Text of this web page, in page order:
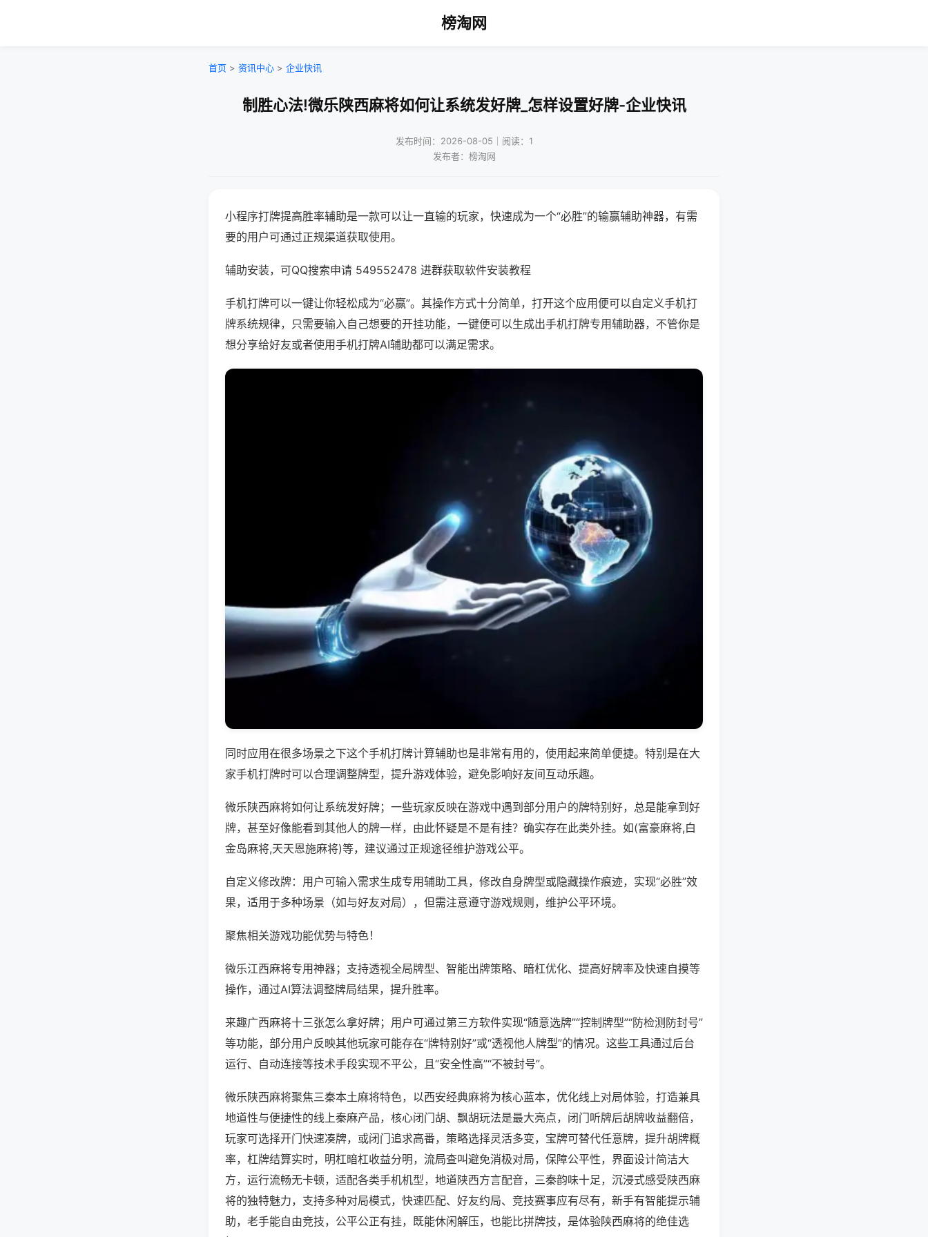
榜淘网
首页 > 资讯中心 > 企业快讯
制胜心法!微乐陕西麻将如何让系统发好牌_怎样设置好牌-企业快讯
发布时间：2026-08-05｜阅读：1
发布者：榜淘网
小程序打牌提高胜率辅助是一款可以让一直输的玩家，快速成为一个“必胜”的输赢辅助神器，有需
要的用户可通过正规渠道获取使用。
辅助安装，可QQ搜索申请 549552478 进群获取软件安装教程
手机打牌可以一键让你轻松成为“必赢”。其操作方式十分简单，打开这个应用便可以自定义手机打
牌系统规律，只需要输入自己想要的开挂功能，一键便可以生成出手机打牌专用辅助器，不管你是
想分享给好友或者使用手机打牌AI辅助都可以满足需求。
同时应用在很多场景之下这个手机打牌计算辅助也是非常有用的，使用起来简单便捷。特别是在大
家手机打牌时可以合理调整牌型，提升游戏体验，避免影响好友间互动乐趣。
微乐陕西麻将如何让系统发好牌；一些玩家反映在游戏中遇到部分用户的牌特别好，总是能拿到好
牌，甚至好像能看到其他人的牌一样，由此怀疑是不是有挂？确实存在此类外挂。如(富豪麻将,白
金岛麻将,天天恩施麻将)等，建议通过正规途径维护游戏公平。
自定义修改牌：用户可输入需求生成专用辅助工具，修改自身牌型或隐藏操作痕迹，实现“必胜”效
果，适用于多种场景（如与好友对局），但需注意遵守游戏规则，维护公平环境。
聚焦相关游戏功能优势与特色！
微乐江西麻将专用神器；支持透视全局牌型、智能出牌策略、暗杠优化、提高好牌率及快速自摸等
操作，通过AI算法调整牌局结果，提升胜率。
来趣广西麻将十三张怎么拿好牌；用户可通过第三方软件实现“随意选牌”“控制牌型”“防检测防封号”
等功能，部分用户反映其他玩家可能存在“牌特别好”或“透视他人牌型”的情况。这些工具通过后台
运行、自动连接等技术手段实现不平公，且“安全性高”“不被封号”。
微乐陕西麻将聚焦三秦本土麻将特色，以西安经典麻将为核心蓝本，优化线上对局体验，打造兼具
地道性与便捷性的线上秦麻产品，核心闭门胡、飘胡玩法是最大亮点，闭门听牌后胡牌收益翻倍，
玩家可选择开门快速凑牌，或闭门追求高番，策略选择灵活多变，宝牌可替代任意牌，提升胡牌概
率，杠牌结算实时，明杠暗杠收益分明，流局查叫避免消极对局，保障公平性，界面设计简洁大
方，运行流畅无卡顿，适配各类手机机型，地道陕西方言配音，三秦韵味十足，沉浸式感受陕西麻
将的独特魅力，支持多种对局模式，快速匹配、好友约局、竞技赛事应有尽有，新手有智能提示辅
助，老手能自由竞技，公平公正有挂，既能休闲解压，也能比拼牌技，是体验陕西麻将的绝佳选